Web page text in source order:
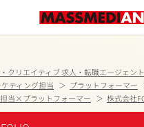
クリエイティブ 求人・転職エージェント
ティング担当
プラットフォーマー
当×プラットフォーマー
株式会社